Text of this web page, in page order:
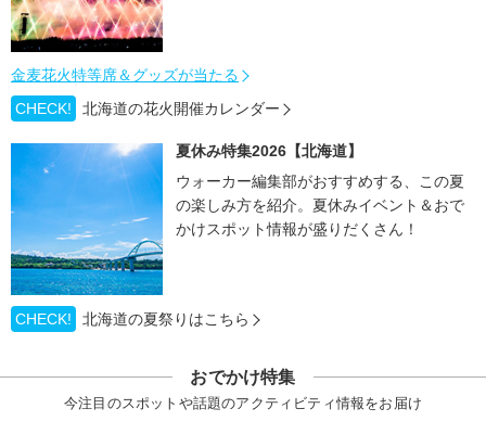
金麦花火特等席＆グッズが当たる
CHECK!
北海道の花火開催カレンダー
夏休み特集2026【北海道】
ウォーカー編集部がおすすめする、この夏
の楽しみ方を紹介。夏休みイベント＆おで
かけスポット情報が盛りだくさん！
CHECK! 北海道の夏祭りはこちら
おでかけ特集
今注目のスポットや話題のアクティビティ情報をお届け